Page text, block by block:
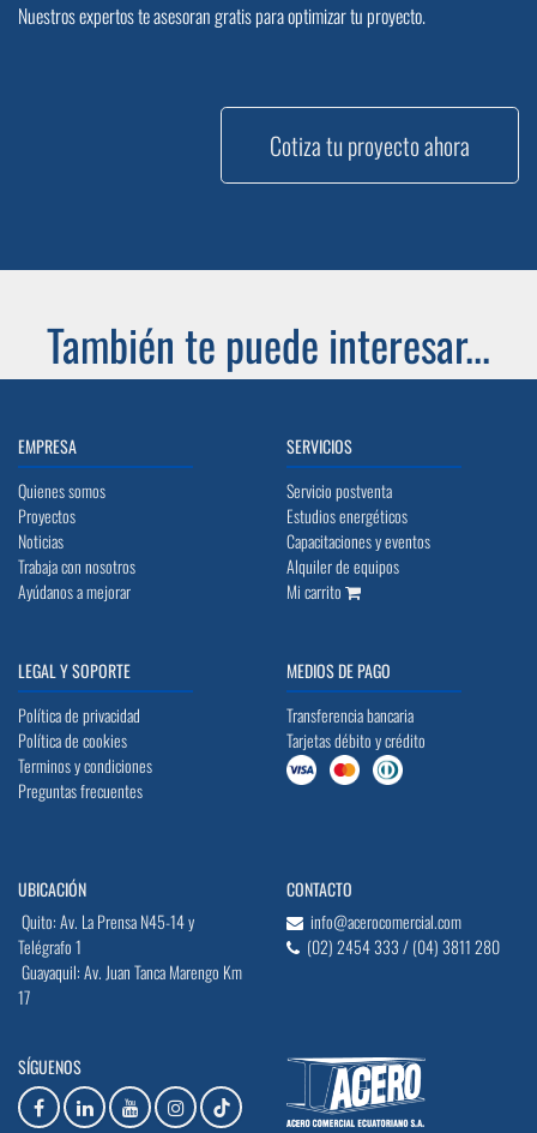
Nuestros expertos te asesoran gratis para optimizar tu proyecto.
Cotiza tu proyecto ahora
También te puede interesar...
EMPRESA
Quienes somos
Proyectos
Noticias
Trabaja con nosotros
Ayúdanos a mejorar
SERVICIOS
Servicio postventa
Estudios energéticos
Capacitaciones y eventos
Alquiler de equipos
Mi carrito
LEGAL Y SOPORTE
Política de privacidad
Política de cookies
Terminos y condiciones
Preguntas frecuentes
MEDIOS DE PAGO
Transferencia bancaria
Tarjetas débito y crédito
UBICACIÓN
Quito: Av. La Prensa N45-14 y
Telégrafo 1
Guayaquil: Av. Juan Tanca Marengo Km
17
CONTACTO
info@acerocomercial.com
(02) 2454 333 / (04) 3811 280
SÍGUENOS